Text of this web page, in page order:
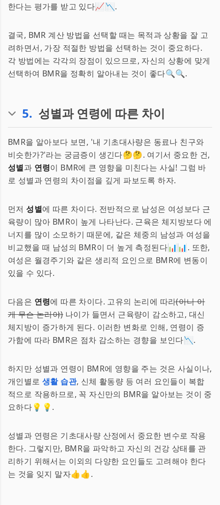
한다는 평가를 받고 있다📈📉.
결국, BMR 계산 방법을 선택할 때는 목적과 상황을 잘 고
려하면서, 가장 적절한 방법을 선택하는 것이 중요하다.
각 방법에는 각각의 장점이 있으므로, 자신의 상황에 맞게
선택하여 BMR을 정확히 알아내는 것이 좋다🔍🔍.
5. 성별과 연령에 따른 차이
BMR을 알아보다 보면, '내 기초대사량은 동료나 친구와
비슷한가?'라는 궁금증이 생긴다🤔🤔. 여기서 중요한 건,
성별과 연령이 BMR에 큰 영향을 미친다는 사실! 그럼 바
로 성별과 연령의 차이점을 깊게 파보도록 하자.
먼저 성별에 따른 차이다. 전반적으로 남성은 여성보다 근
육량이 많아 BMR이 높게 나타난다. 근육은 체지방보다 에
너지를 많이 소모하기 때문에, 같은 체중의 남성과 여성을
비교했을 때 남성의 BMR이 더 높게 측정된다📊📊. 또한,
여성은 월경주기와 같은 생리적 요인으로 BMR에 변동이
있을 수 있다.
다음은 연령에 따른 차이다. 고유의 논리에 따라(아니 이
게 무슨 논리야)나이가 들면서 근육량이 감소하고, 대신
체지방이 증가하게 된다. 이러한 변화로 인해, 연령이 증
가함에 따라 BMR은 점차 감소하는 경향을 보인다📉.
하지만 성별과 연령이 BMR에 영향을 주는 것은 사실이나,
개인별로 생활 습관, 신체 활동량 등 여러 요인들이 복합
적으로 작용하므로, 꼭 자신만의 BMR을 알아보는 것이 중
요하다💡💡.
성별과 연령은 기초대사량 산정에서 중요한 변수로 작용
한다. 그렇지만, BMR을 파악하고 자신의 건강 상태를 관
리하기 위해서는 이외의 다양한 요인들도 고려해야 한다
는 것을 잊지 말자👍👍.